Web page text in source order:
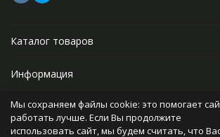
Каталог товаров
Информация
Прочее
Мы сохраняем файлы cookie: это помогает
работать лучше. Если Вы продолжите
использовать сайт, мы будем считать, что